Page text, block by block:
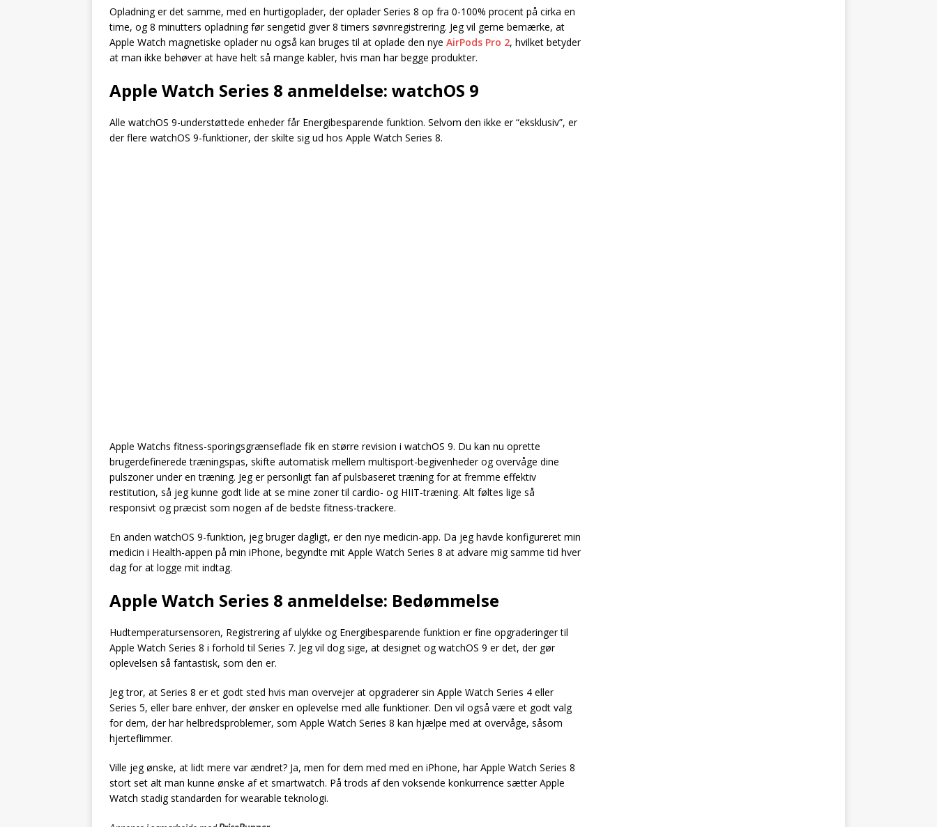
Opladning er det samme, med en hurtigoplader, der oplader Series 8 op fra 0-100% procent på cirka en
time, og 8 minutters opladning før sengetid giver 8 timers søvnregistrering. Jeg vil gerne bemærke, at
Apple Watch magnetiske oplader nu også kan bruges til at oplade den nye AirPods Pro 2, hvilket betyder
at man ikke behøver at have helt så mange kabler, hvis man har begge produkter.
Apple Watch Series 8 anmeldelse: watchOS 9
Alle watchOS 9-understøttede enheder får Energibesparende funktion. Selvom den ikke er “eksklusiv”, er
der flere watchOS 9-funktioner, der skilte sig ud hos Apple Watch Series 8.
Apple Watchs fitness-sporingsgrænseflade fik en større revision i watchOS 9. Du kan nu oprette
brugerdefinerede træningspas, skifte automatisk mellem multisport-begivenheder og overvåge dine
pulszoner under en træning. Jeg er personligt fan af pulsbaseret træning for at fremme effektiv
restitution, så jeg kunne godt lide at se mine zoner til cardio- og HIIT-træning. Alt føltes lige så
responsivt og præcist som nogen af de bedste fitness-trackere.
En anden watchOS 9-funktion, jeg bruger dagligt, er den nye medicin-app. Da jeg havde konfigureret min
medicin i Health-appen på min iPhone, begyndte mit Apple Watch Series 8 at advare mig samme tid hver
dag for at logge mit indtag.
Apple Watch Series 8 anmeldelse: Bedømmelse
Hudtemperatursensoren, Registrering af ulykke og Energibesparende funktion er fine opgraderinger til
Apple Watch Series 8 i forhold til Series 7. Jeg vil dog sige, at designet og watchOS 9 er det, der gør
oplevelsen så fantastisk, som den er.
Jeg tror, at Series 8 er et godt sted hvis man overvejer at opgraderer sin Apple Watch Series 4 eller
Series 5, eller bare enhver, der ønsker en oplevelse med alle funktioner. Den vil også være et godt valg
for dem, der har helbredsproblemer, som Apple Watch Series 8 kan hjælpe med at overvåge, såsom
hjerteflimmer.
Ville jeg ønske, at lidt mere var ændret? Ja, men for dem med med en iPhone, har Apple Watch Series 8
stort set alt man kunne ønske af et smartwatch. På trods af den voksende konkurrence sætter Apple
Watch stadig standarden for wearable teknologi.